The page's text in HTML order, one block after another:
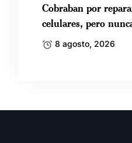
Cobraban por
celulares, pero
8 agosto, 2026